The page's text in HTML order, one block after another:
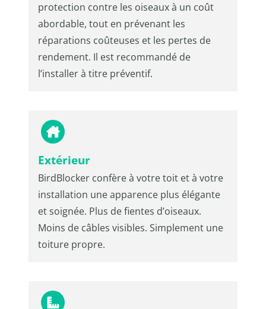
protection contre les oiseaux à un coût
abordable, tout en prévenant les
réparations coûteuses et les pertes de
rendement. Il est recommandé de
l’installer à titre préventif.
Extérieur
BirdBlocker confère à votre toit et à votre
installation une apparence plus élégante
et soignée. Plus de fientes d’oiseaux.
Moins de câbles visibles. Simplement une
toiture propre.